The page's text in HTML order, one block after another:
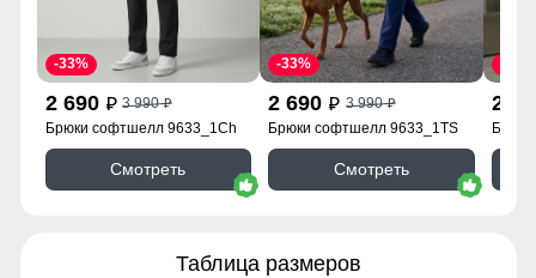
2 690 p 3 990p
-33%
Брюки софтшелл 9633_1Ch
Смотреть
2 690 p 3 990p
-33%
Брюки софтшелл 9633_1TS
Смотреть
2
Таблица размеров